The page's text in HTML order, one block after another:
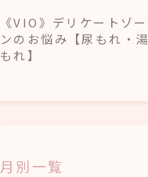
《VIO》デリケートゾー
ンのお悩み【尿もれ・湯
もれ】
月別一覧